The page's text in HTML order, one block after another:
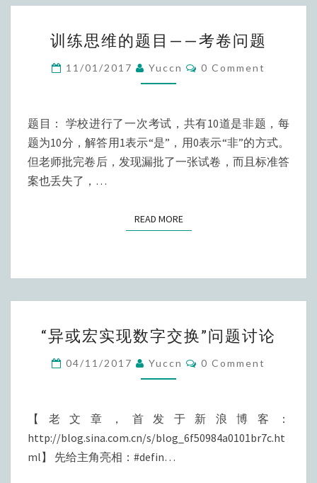
含
的
练
思
维
题
目
——
问
题
训练思维的题目——考卷问题
11/01/2017 Yuccn Comments
0 Comment
题目： 学校进行了一次考试，共有10道是非题，每
题为10分，解答用1表示“是”，用0表示“非”的方式。
但老师批完卷后，发现漏批了一张试卷，而且标准答
案也丢失了，…
READ MOREREAD MORE
或
宏
实
数
字
交
“异或宏实现数字交换”问题讨论
04/11/2017 Yuccn Comments
0 Comment
【老文章，首发于新浪博客：
http://blog.sina.com.cn/s/blog_6f50984a0101br7c.ht
ml】 先给主角亮相：#defin…